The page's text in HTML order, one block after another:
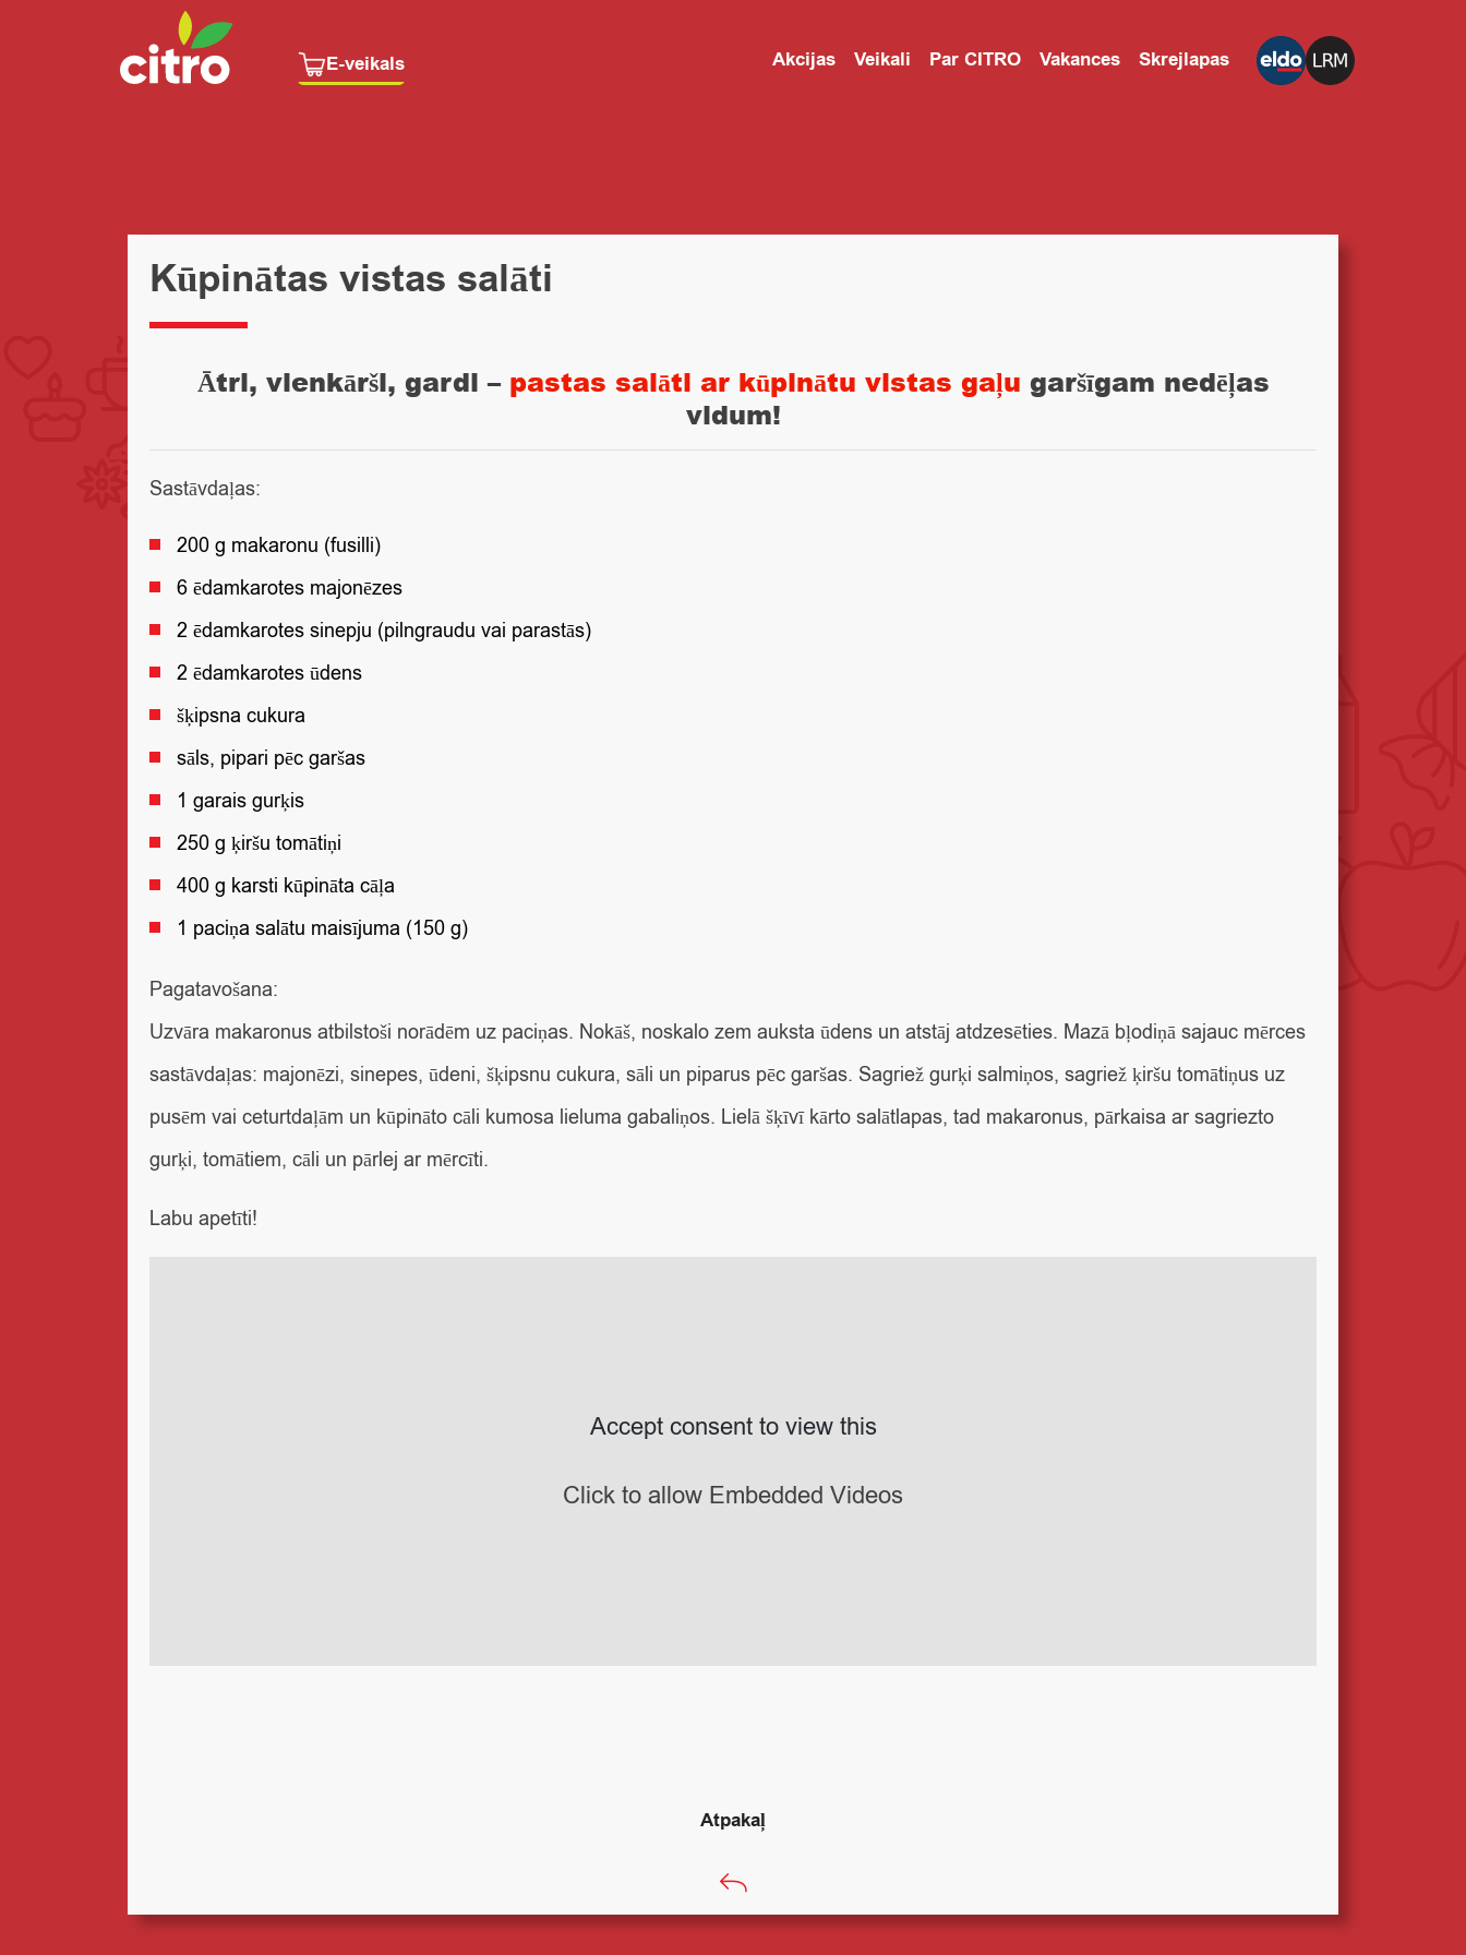
E-veikals Akcijas Veikali Par CITRO Vakances Skrejlapas
Kūpinātas vistas salāti
Ātri, vienkārši, gardi – pastas salāti ar kūpinātu vistas gaļu garšīgam nedēļas
vidum!
Sastāvdaļas:
200 g makaronu (fusilli)
6 ēdamkarotes majonēzes
2 ēdamkarotes sinepju (pilngraudu vai parastās)
2 ēdamkarotes ūdens
šķipsna cukura
sāls, pipari pēc garšas
1 garais gurķis
250 g ķiršu tomātiņi
400 g karsti kūpināta cāļa
1 paciņa salātu maisījuma (150 g)
Pagatavošana:
Uzvāra makaronus atbilstoši norādēm uz paciņas. Nokāš, noskalo zem auksta ūdens un atstāj atdzesēties. Mazā bļodiņā sajauc mērces
sastāvdaļas: majonēzi, sinepes, ūdeni, šķipsnu cukura, sāli un piparus pēc garšas. Sagriež gurķi salmiņos, sagriež ķiršu tomātiņus uz
pusēm vai ceturtdaļām un kūpināto cāli kumosa lieluma gabaliņos. Lielā šķīvī kārto salātlapas, tad makaronus, pārkaisa ar sagriezto
gurķi, tomātiem, cāli un pārlej ar mērcīti.
Labu apetīti!
Accept consent to view this
Click to allow Embedded Videos
Atpakaļ